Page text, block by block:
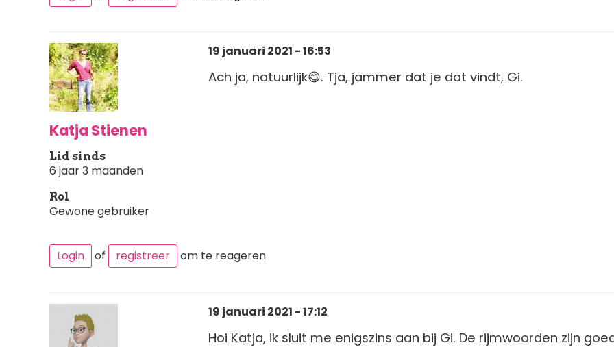
Katja Stienen
Lid sinds
6 jaar 3 maanden
Rol
Gewone gebruiker
19 januari 2021 - 16:53
Ach ja, natuurlijk😋. Tja, jammer dat je dat vindt, Gi.
Login of registreer om te reageren
19 januari 2021 - 17:12
Hoi Katja, ik sluit me enigszins aan bij Gi. De rijmwoorden zijn